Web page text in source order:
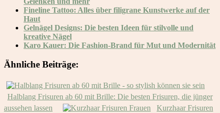
Fineline Tattoo: Alles über filigrane Kunstwerke auf der
Haut
Gelnägel Designs: Die besten Ideen für stilvolle und
kreative Nägel
Karo Kauer: Die Fashion-Brand für Mut und Modernität
Ähnliche Beiträge:
Halblang Frisuren ab 60 mit Brille: Die besten Frisuren, die jünger
aussehen lassen
Kurzhaar Frisuren